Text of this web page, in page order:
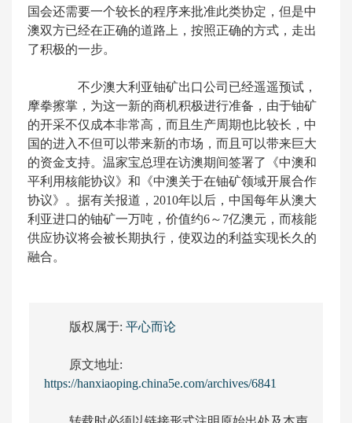
国会还需要一个较长的程序来批准此类协定，但是中
澳双方已经在正确的道路上，按照正确的方式，走出
了积极的一步。
不少澳大利亚铀矿出口公司已经遥遥预试，
摩拳擦掌，为这一新的商机积极进行准备，由于铀矿
的开采不仅成本非常高，而且生产周期也比较长，中
国的进入不但可以带来新的市场，而且可以带来巨大
的资金支持。温家宝总理在访澳期间签署了《中澳和
平利用核能协议》和《中澳关于在铀矿领域开展合作
协议》。据有关报道，2010年以后，中国每年从澳大
利亚进口的铀矿一万吨，价值约6～7亿澳元，而核能
供应协议将会被长期执行，使双边的利益实现长久的
融合。
版权属于: 平心而论
原文地址:
https://hanxiaoping.china5e.com/archives/6841